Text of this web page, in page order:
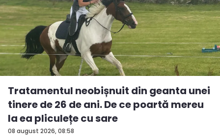
08 august 2026, 08:58
Tratamentul neobișnuit din geanta unei
tinere de 26 de ani. De ce poartă mereu
la ea pliculețe cu sare